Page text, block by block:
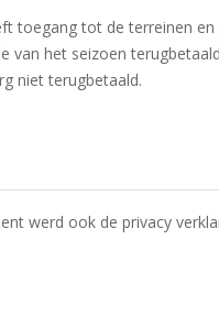
toegang tot de terreinen
van het seizoen
niet terugbetaald.
werd ook de privacy